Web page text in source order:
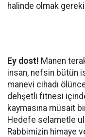
halinde olmak
Ey dost! Manen
insan, nefsin bütün
manevi cihadı
dehşetli fitnesi
kaymasına müsait
Hedefe selametle
Rabbimizin himaye